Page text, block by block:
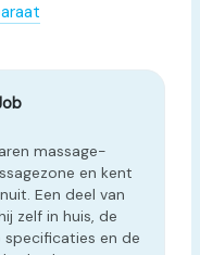
massage-
en kent
Een deel van
zelf in huis, de
en de